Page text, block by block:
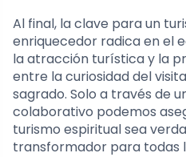
Al final, la clave para un
enriquecedor radica en el
la atracción turística y la
entre la curiosidad del
sagrado. Solo a través de
colaborativo podemos
turismo espiritual sea
transformador para todas